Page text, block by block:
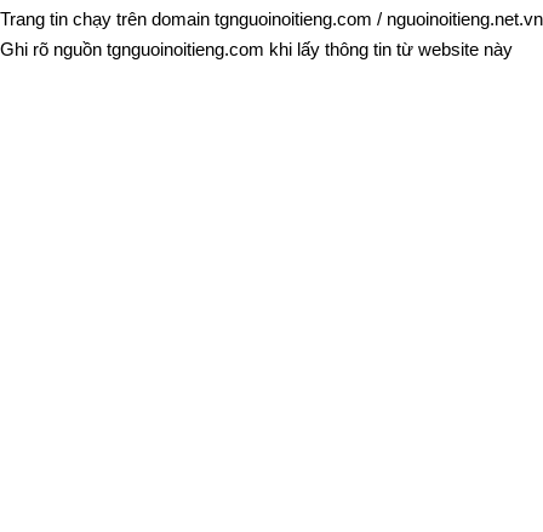
Trang tin chạy trên domain tgnguoinoitieng.com / nguoinoitieng.net.vn
Ghi rõ nguồn tgnguoinoitieng.com khi lấy thông tin từ website này